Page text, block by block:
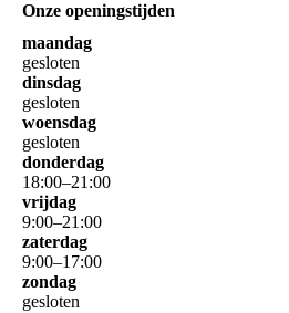
Onze openingstijden
maandag
gesloten
dinsdag
gesloten
woensdag
gesloten
donderdag
18:00–21 :00
vrijdag
9:00–21 :00
zaterdag
9:00–17:00
zondag
gesloten